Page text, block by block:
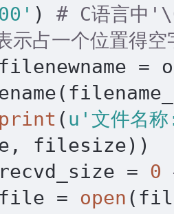
) # C语言中
占一个位置得空
=
print ( u'文件名
filesize))
= 0
= open